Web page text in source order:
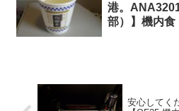
港。
部）】機内食
安心してく